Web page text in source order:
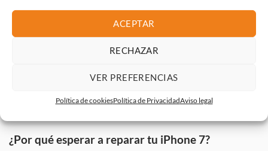
ACEPTAR
RECHAZAR
VER PREFERENCIAS
Política de cookiesPolítica de PrivacidadAviso legal
Placa base nueva:desde 96€
¿Por qué esperar a reparar tu iPhone 7?